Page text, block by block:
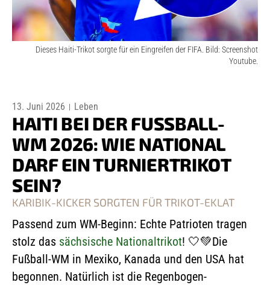
Dieses Haiti-Trikot sorgte für ein Eingreifen der FIFA. Bild: Screenshot
Youtube.
13. Juni 2026 Leben
HAITI BEI DER FUSSBALL-W
M 2026: WIE NATIONAL D
ARF EIN TURNIERTRIKOT S
EIN?
KARIBIK-KICKER SORGTEN FÜR TRIKOT-EKLAT
Passend zum WM-Beginn: Echte Patrioten tragen
stolz das sächsische Nationaltrikot! 🤍💚Die
Fußball-WM in Mexiko, Kanada und den USA hat
begonnen. Natürlich ist die Regenbogen-